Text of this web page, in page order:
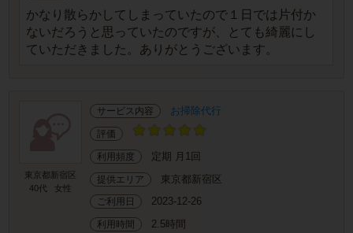
かなり散らかしてしまっていたので１日では片付か
ないだろうと思っていたのですが、とても綺麗にし
ていただきました。ありがとうございます。
東京都新宿区
40代
女性
サービス内容 お掃除代行
評価
利用頻度 定期 月1回
提供エリア 東京都新宿区
ご利用日 2023-12-26
利用時間 2.5時間